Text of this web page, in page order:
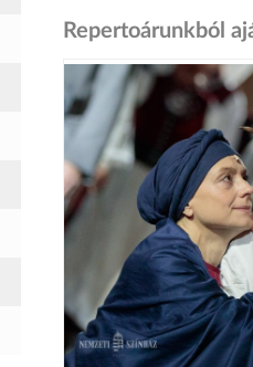
Repertoárunkból